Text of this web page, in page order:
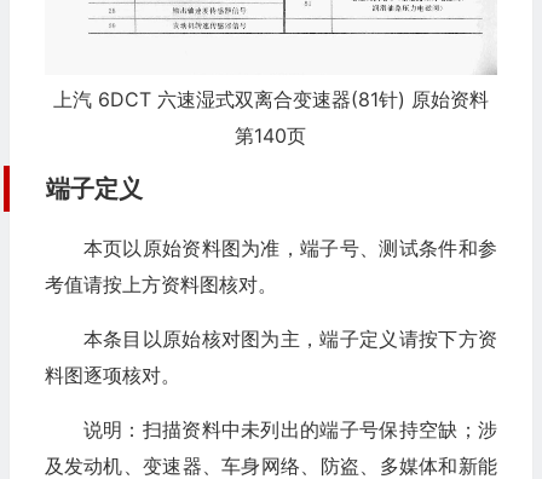
上汽 6DCT 六速湿式双离合变速器(81针) 原始资料
第140页
端子定义
本页以原始资料图为准，端子号、测试条件和参
考值请按上方资料图核对。
本条目以原始核对图为主，端子定义请按下方资
料图逐项核对。
说明：扫描资料中未列出的端子号保持空缺；涉
及发动机、变速器、车身网络、防盗、多媒体和新能